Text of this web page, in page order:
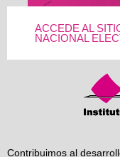
ACCEDE AL
NACIONAL
Contribuimos al